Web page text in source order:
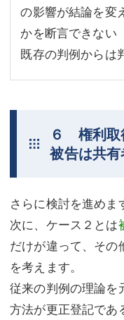
の影響が結論を変
かを断言できない
既存の判例からは
６ 権利取
被告は共有
さらに検討を進めま
次に、ケース２とは
だけが違って、その
を考えます。
従来の判例の理論を
方法が更正登記であ